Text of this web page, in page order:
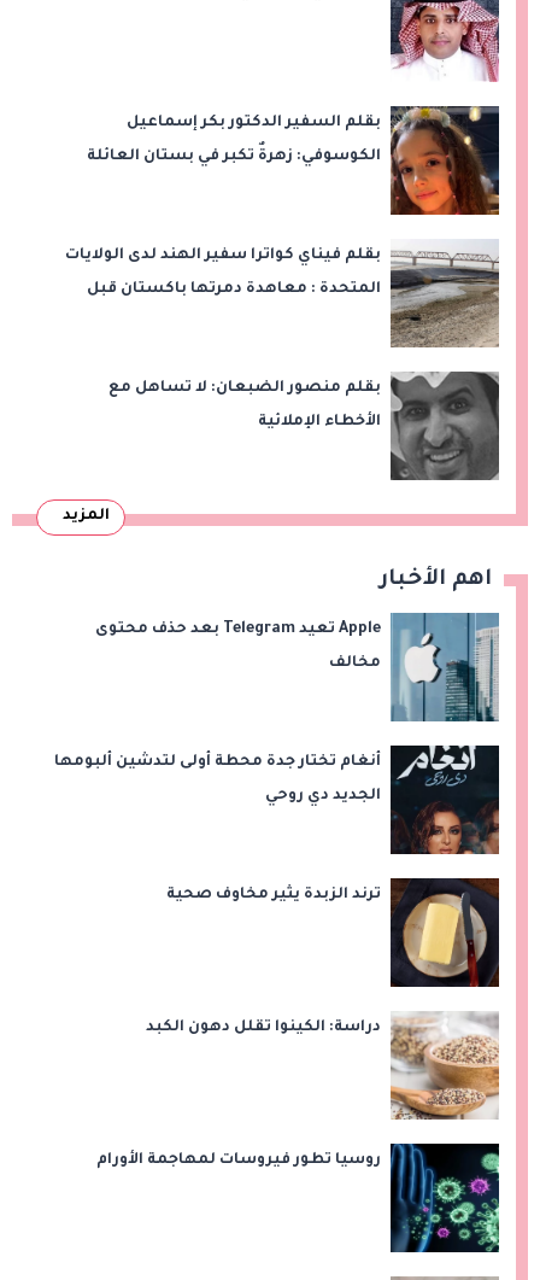
بقلم السفير الدكتور بكر إسماعيل
الكوسوفي: زهرةٌ تكبر في بستان العائلة
بقلم فيناي كواترا سفير الهند لدى الولايات
المتحدة : معاهدة دمرتها باكستان قبل
بقلم منصور الضبعان: لا تساهل مع
الأخطاء الإملائية
المزيد
اهم الأخبار
Apple تعيد Telegram بعد حذف محتوى
مخالف
أنغام تختار جدة محطة أولى لتدشين ألبومها
الجديد دي روحي
ترند الزبدة يثير مخاوف صحية
دراسة: الكينوا تقلل دهون الكبد
روسيا تطور فيروسات لمهاجمة الأورام